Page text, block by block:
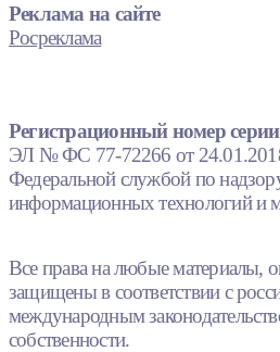
Реклама на сайте
Росреклама
Регистрационный номер серии
ЭЛ № ФС 77-72266 от
Федеральной службой по
информационных технологий и
Все права на любые материалы,
защищены в соответствии с
международным
собственности.